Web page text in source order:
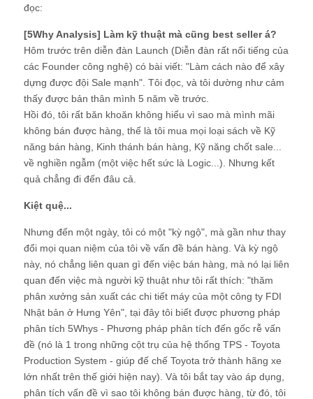
đọc:
[5Why Analysis] Làm kỹ thuật mà cũng best seller á?
Hôm trước trên diễn đàn Launch (Diễn đàn rất nổi tiếng của
các Founder công nghệ) có bài viết: "Làm cách nào để xây
dựng được đội Sale mạnh". Tôi đọc, và tôi dường như cảm
thấy được bản thân mình 5 năm về trước.
Hồi đó, tôi rất băn khoăn không hiểu vì sao mà mình mãi
không bán được hàng, thế là tôi mua mọi loại sách về Kỹ
năng bán hàng, Kinh thánh bán hàng, Kỹ năng chốt sale...
về nghiền ngẫm (một việc hết sức là Logic...). Nhưng kết
quả chẳng đi đến đâu cả.
Kiệt quệ...
Nhưng đến một ngày, tôi có một "kỳ ngộ", mà gần như thay
đổi mọi quan niệm của tôi về vấn đề bán hàng. Và kỳ ngộ
này, nó chẳng liên quan gì đến việc bán hàng, mà nó lại liên
quan đến việc mà người kỹ thuật như tôi rất thích: "thăm
phân xưởng sản xuất các chi tiết máy của một công ty FDI
Nhật bản ở Hưng Yên", tại đây tôi biết được phương pháp
phân tích 5Whys - Phương pháp phân tích đến gốc rễ vấn
đề (nó là 1 trong những cột trụ của hệ thống TPS - Toyota
Production System - giúp đế chế Toyota trở thành hãng xe
lớn nhất trên thế giới hiện nay). Và tôi bắt tay vào áp dụng,
phân tích vấn đề vì sao tôi không bán được hàng, từ đó, tôi